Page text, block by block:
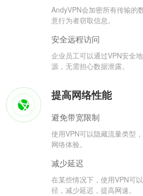
AndyVPN会加密所有传输的
意行为者窃取信息。
安全远程访问
企业员工可以通过VPN安全
源，无需担心数据泄露。
提高网络性能
避免带宽限制
使用VPN可以隐藏流量类型
网络体验。
减少延迟
在某些情况下，使用VPN可
径，减少延迟，提高网速。